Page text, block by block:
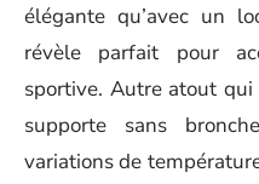
élégante qu’avec un
révèle parfait pour
sportive. Autre atout
supporte sans
variations de